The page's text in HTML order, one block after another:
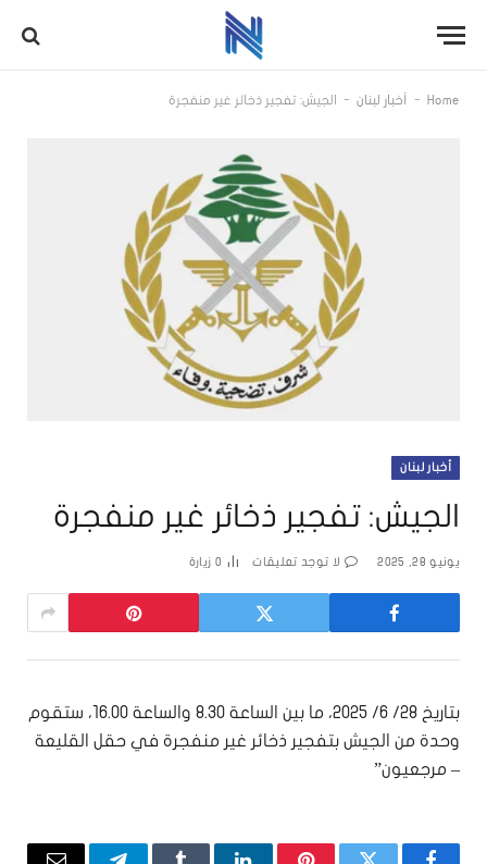
Home
- أخبار لبنان - الجيش: تفجير ذخائر غير منفجرة
أخبار لبنان
الجيش: تفجير ذخائر غير منفجرة
يونيو 28, 2025 لا توجد تعليقات 0 زيارة
بتاريخ 28/ 6/ 2025، ما بين الساعة 8.30 والساعة 16.00، ستقوم
وحدة من الجيش بتفجير ذخائر غير منفجرة في حقل القليعة
– مرجعيون”